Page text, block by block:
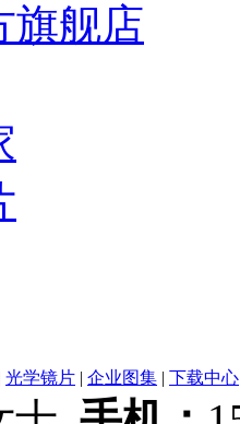
旗舰店
光学镜片 | 企业图集 | 下载中心